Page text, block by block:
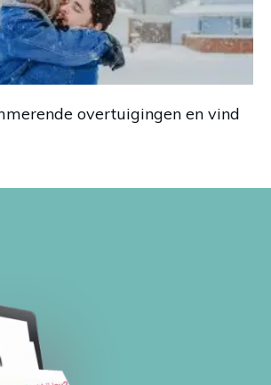
overtuigingen en vind